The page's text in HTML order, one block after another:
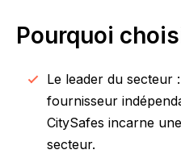
Pourquoi
Le leader du secteur
fournisseur
CitySafes incarne
secteur.